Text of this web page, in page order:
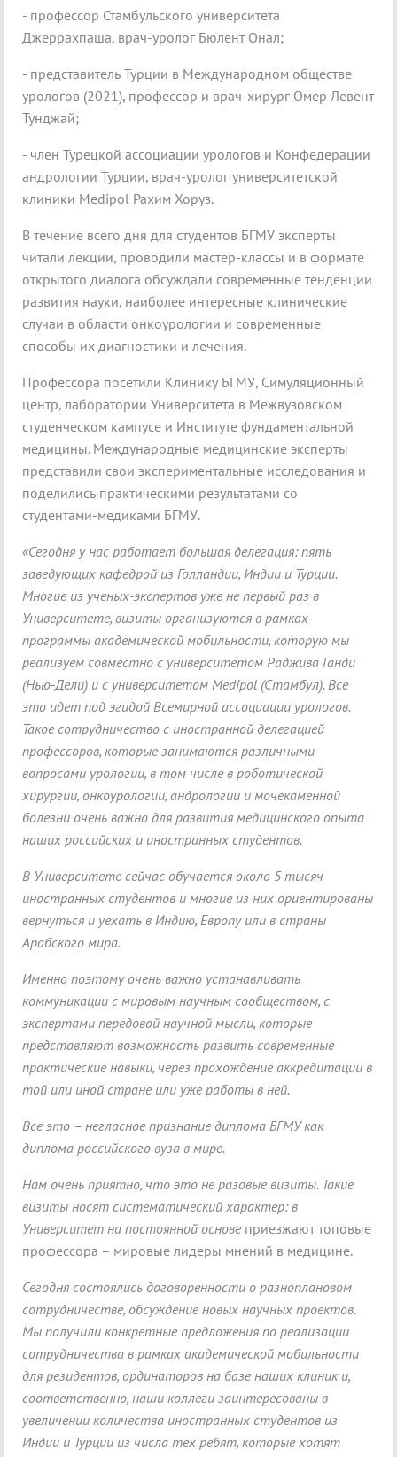
- профессор Стамбульского университета
Джеррахпаша, врач-уролог Бюлент Онал;
- представитель Турции в Международном обществе
урологов (2021), профессор и врач-хирург Омер Левент
Тунджай;
- член Турецкой ассоциации урологов и Конфедерации
андрологии Турции, врач-уролог университетской
клиники Medipol Рахим Хоруз.
В течение всего дня для студентов БГМУ эксперты
читали лекции, проводили мастер-классы и в формате
открытого диалога обсуждали современные тенденции
развития науки, наиболее интересные клинические
случаи в области онкоурологии и современные
способы их диагностики и лечения.
Профессора посетили Клинику БГМУ, Симуляционный
центр, лаборатории Университета в Межвузовском
студенческом кампусе и Институте фундаментальной
медицины. Международные медицинские эксперты
представили свои экспериментальные исследования и
поделились практическими результатами со
студентами-медиками БГМУ.
«Сегодня у нас работает большая делегация: пять
заведующих кафедрой из Голландии, Индии и Турции.
Многие из ученых-экспертов уже не первый раз в
Университете, визиты организуются в рамках
программы академической мобильности, которую мы
реализуем совместно с университетом Раджива Ганди
(Нью-Дели) и с университетом Medipol (Стамбул). Все
это идет под эгидой Всемирной ассоциации урологов.
Такое сотрудничество с иностранной делегацией
профессоров, которые занимаются различными
вопросами урологии, в том числе в роботической
хирургии, онкоурологии, андрологии и мочекаменной
болезни очень важно для развития медицинского опыта
наших российских и иностранных студентов.
В Университете сейчас обучается около 5 тысяч
иностранных студентов и многие из них ориентированы
вернуться и уехать в Индию, Европу или в страны
Арабского мира.
Именно поэтому очень важно устанавливать
коммуникации с мировым научным сообществом, с
экспертами передовой научной мысли, которые
представляют возможность развить современные
практические навыки, через прохождение аккредитации в
той или иной стране или уже работы в ней.
Все это – негласное признание диплома БГМУ как
диплома российского вуза в мире.
Нам очень приятно, что это не разовые визиты. Такие
визиты носят систематический характер: в
Университет на постоянной основеприезжают топовые
профессора – мировые лидеры мнений в медицине.
Сегодня состоялись договоренности о разноплановом
сотрудничестве, обсуждение новых научных проектов.
Мы получили конкретные предложения по реализации
сотрудничества в рамках академической мобильности
для резидентов, ординаторов на базе наших клиник и,
соответственно, наши коллеги заинтересованы в
увеличении количества иностранных студентов из
Индии и Турции из числа тех ребят, которые хотят